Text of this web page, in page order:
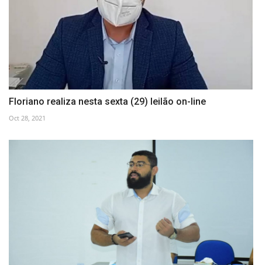
Floriano realiza nesta sexta (29) leilão on-line
Oct 28, 2021